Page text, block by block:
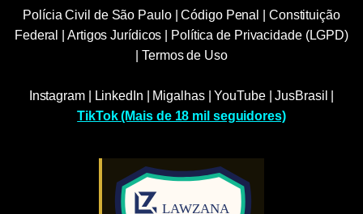
Polícia Civil de São Paulo|Código Penal
Constituição
Federal
Artigos Jurídicos
Política de Privacidade (LGPD)
|Termos de Uso
Instagram| LinkedIn Migalhas|YouTube|JusBrasil
TikTok (Mais de 18 mil seguidores)